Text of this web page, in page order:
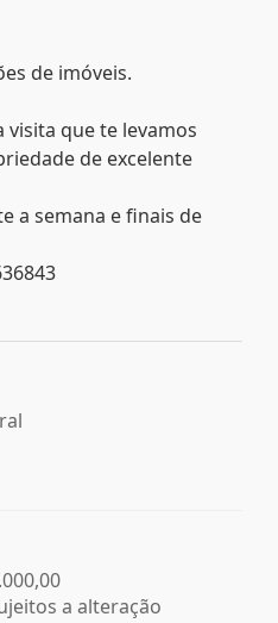
de imóveis.
visita que te levamos
de excelente
a semana e finais de
a alteração